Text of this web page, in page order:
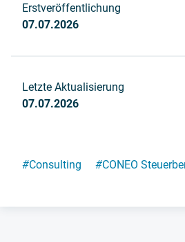
Erstveröffentlichung
07.07.2026
Letzte Aktualisierung
07.07.2026
#Consulting #CONEO